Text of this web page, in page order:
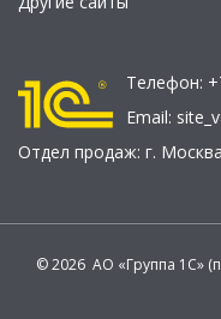
Телефон:
Email:
Отдел продаж: г. Москва
© 2026 АО «Группа 1С»